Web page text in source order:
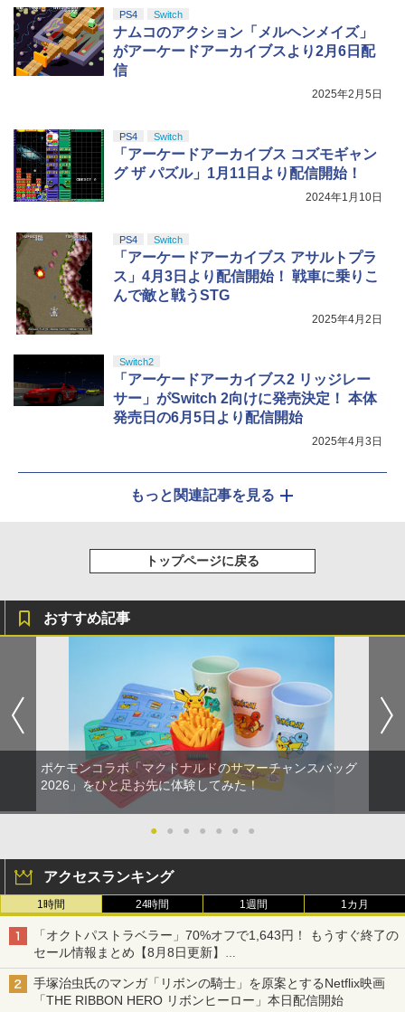
4
ーク Kontrolfreek 【 FPS - Frenzy Pur
ple/Black - PS5】 凹型 エイム向上 FPS
APEX コントローラー 親指用ステック P
S用 プレステ5 パープル 紫
￥2,697
BEEPJAPAN PS5ゲームソフト Flintloc
k (Deluxe Edition) ELJM-30529
￥2,980
5
【中古】妖怪ウォッチ3 スシ (【特典】
限定"妖怪ドリームメダル"「KKブラザー
ズ メダル」同梱) - 3DS
￥4,400
「きみの色」通常版【Blu-ray】 [ 山田尚
￥4,517
5
ニンテンドープリペイド番号 5000円|オ
￥10,737
5
5
【国内正規品】Thrustmaster スラスト
マスター TH8S シフター - PC、PS4、P
s X|S 対応の高精度 H パターン シフター
4
劇場版「鬼滅の刃」無限城編 第一章 猗
窩座再来 完全生産限定版 [Blu-ray]
5
【Amazon.co.jp限定】劇場版モノノ怪
第三章 蛇神 (オリジナル特典:オリジナル
巾着＋メーカー特典:【坤と離】二振りの
剣、十翼より来たる！スタジオ描き下ろ
￥8,800
PS4 Switch
ナムコのアクション「メルヘンメイズ」
がアーケードアーカイブスより2月6日配
信
2025年2月5日
PS4 Switch
「アーケードアーカイブス コズモギャン
グ ザ パズル」1月11日より配信開始！
2024年1月10日
PS4 Switch
「アーケードアーカイブス アサルトプラ
ス」4月3日より配信開始！ 戦車に乗りこ
んで敵と戦うSTG
2025年4月2日
Switch2
「アーケードアーカイブス2 リッジレー
サー」がSwitch 2向けに発売決定！ 本体
発売日の6月5日より配信開始
2025年4月3日
もっと関連記事を見る
トップページに戻る
おすすめ記事
ポケモンコラボ「マクドナルドのサマーチャンスバッグ
2026」をひと足お先に体験してみた！
● ● ● ● ● ● ●
アクセスランキング
1時間 24時間 1週間 1カ月
「オクトパストラベラー」70%オフで1,643円！ もうすぐ終了の
セール情報まとめ【8月8日更新】
ニンテンドーeショップでは「大神 絶景版」が67%オフで990円
手塚治虫氏のマンガ「リボンの騎士」を原案とするNetflix映画
「THE RIBBON HERO リボンヒーロー」本日配信開始